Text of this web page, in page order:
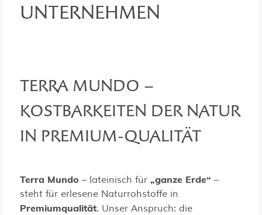
für Kategorie Vitalpilz-Porträts
für Kategorie Premium-
für Kategorie Über Uns
UNTERNEHMEN
TERRA MUNDO –
KOSTBARKEITEN DER NATUR
IN PREMIUM-QUALITÄT
Terra Mundo – lateinisch für „ganze Erde“ –
steht für erlesene Naturrohstoffe in
Premiumqualität. Unser Anspruch: die